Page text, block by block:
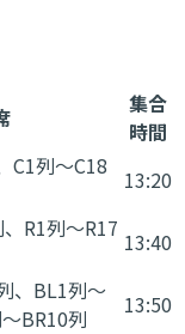
集合
時間
C1列～C18
13:20
R1列～R17 13:40
、BL1列～
BR10列
13:50